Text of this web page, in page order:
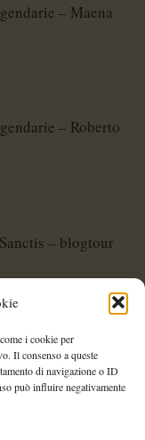
i cookie per
Il consenso a queste
di navigazione o ID
può influire negativamente
– Maena
– Roberto
– blogtour